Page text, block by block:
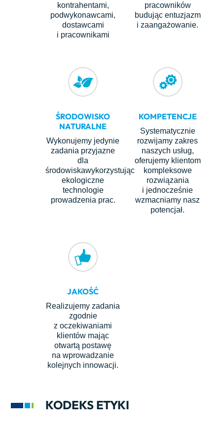
kontrahentami,
podwykonawcami,
dostawcami
i pracownikami
pracowników
budując entuzjazm
i zaangażowanie.
ŚRODOWISKO
NATURALNE
Wykonujemy jedynie
zadania przyjazne
dla
środowiskawykorzystując
ekologiczne
technologie
prowadzenia prac.
KOMPETENCJE
Systematycznie
rozwijamy zakres
naszych usług,
oferujemy klientom
kompleksowe
rozwiązania
i jednocześnie
wzmacniamy nasz
potencjał.
JAKOŚĆ
Realizujemy zadania
zgodnie
z oczekiwaniami
klientów mając
otwartą postawę
na wprowadzanie
kolejnych innowacji.
KODEKS ETYKI